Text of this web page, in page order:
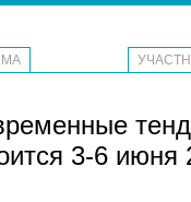
3-6 июня